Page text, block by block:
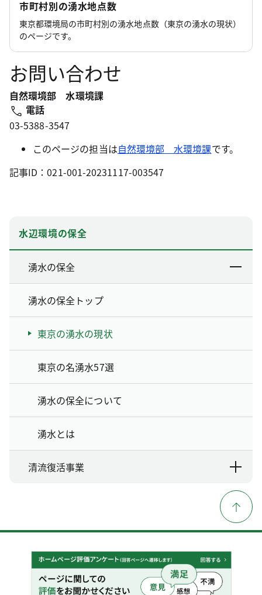
市町村別の湧水地点数
東京都環境局の市町村別の湧水地点数（東京の湧水の現状）
のページです。
お問い合わせ
自然環境部 水環境課
電話
03-5388-3547
このページの担当は自然環境部 水環境課です。
記事ID：021-001-20231117-003547
水辺環境の保全
湧水の保全
湧水の保全トップ
東京の湧水の現状
東京の名湧水57選
湧水の保全について
湧水とは
清流復活事業